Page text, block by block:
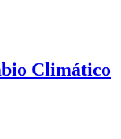
fortalecer la
fitogenéticos
Climático
Climático